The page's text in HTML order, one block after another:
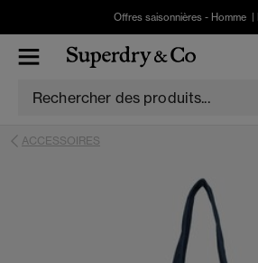
Offres saisonnières - Homme
ACCESSOIRES